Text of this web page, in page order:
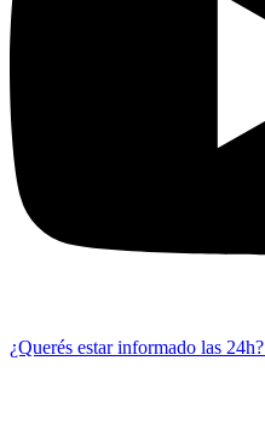
¿Querés estar informado las 24h?